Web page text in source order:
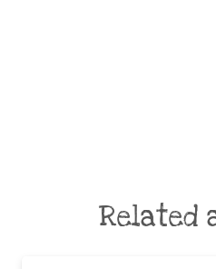
Related